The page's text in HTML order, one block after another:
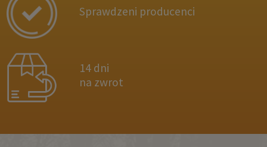
Sprawdzeni producenci
14 dni
na zwrot